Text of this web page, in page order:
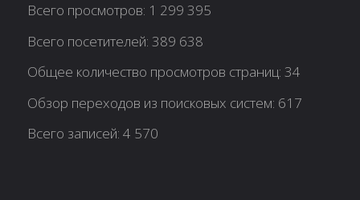
Всего просмотров: 1 299 395
Всего посетителей:389 638
Общее количество просмотров страниц:34
Обзор переходов из поисковых систем: 617
Всего записей:4 570